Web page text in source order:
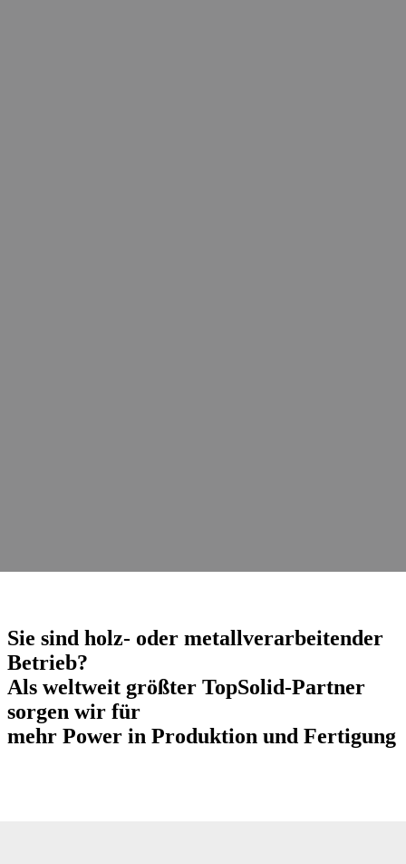
Sie sind holz- oder metallverarbeitender
Betrieb?
Als weltweit größter TopSolid-Partner
sorgen wir für
mehr Power in Produktion und Fertigung